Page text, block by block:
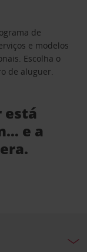
de
e modelos
Escolha o
de aluguer.
está
e a